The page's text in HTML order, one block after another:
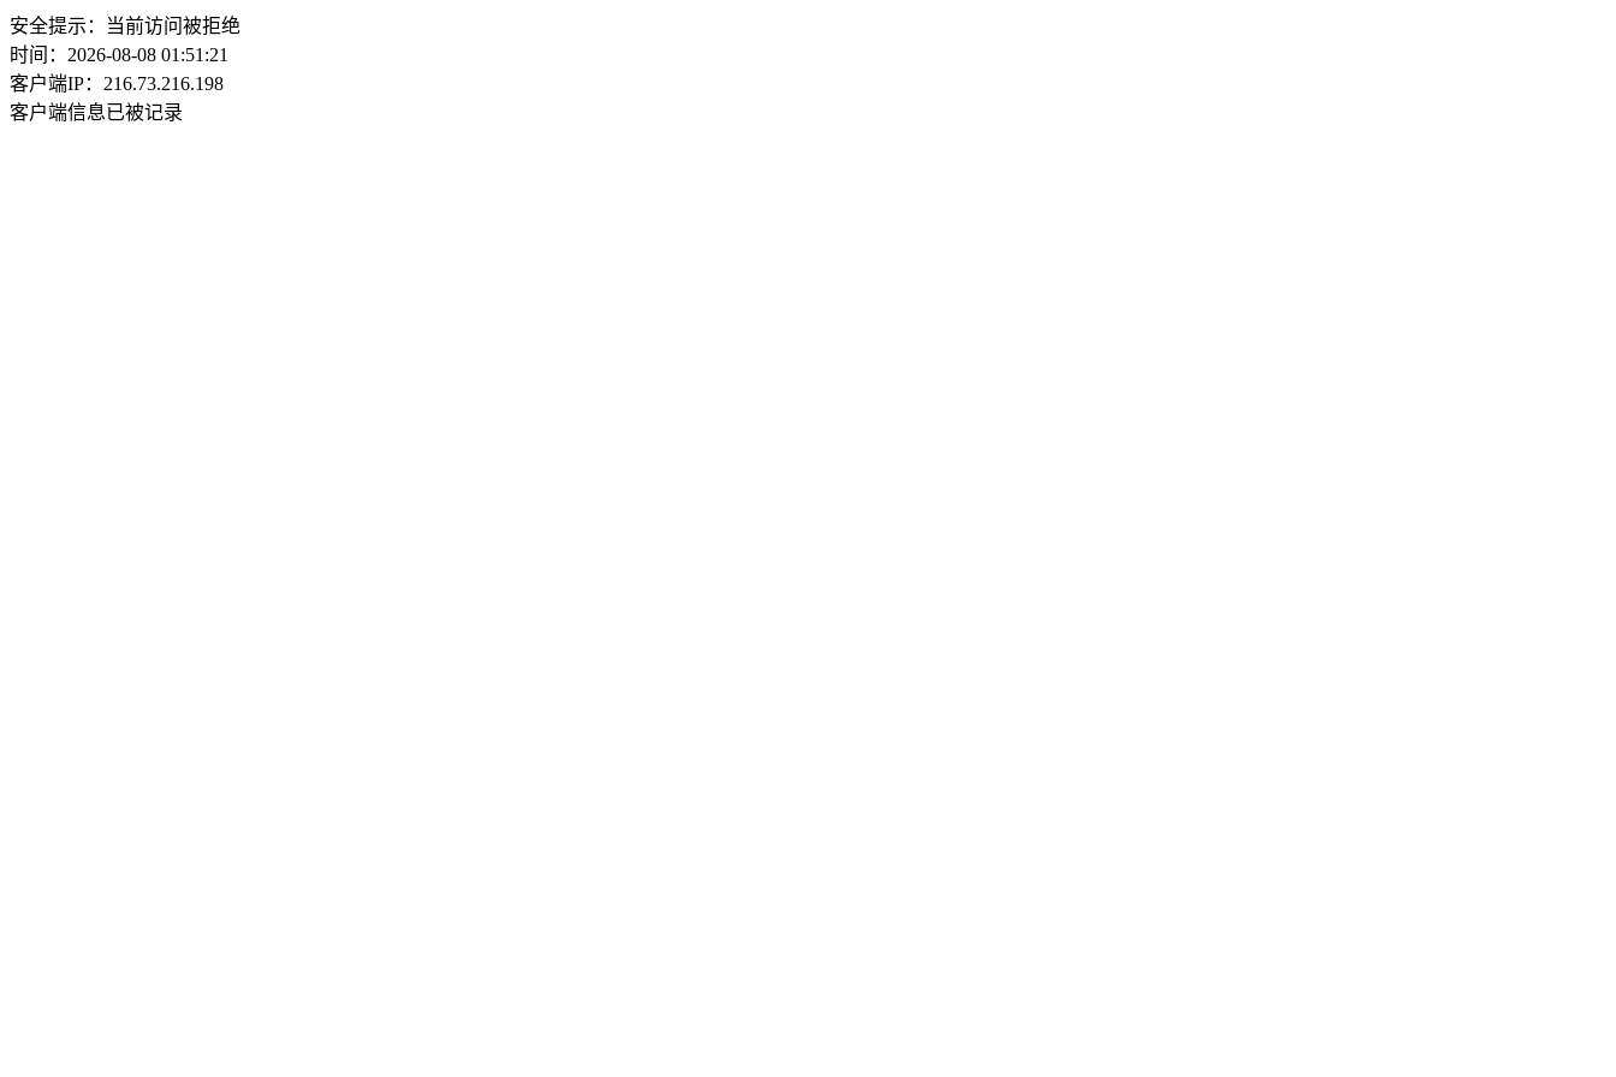
安全提示：当前访问被拒绝
时间：2026-08-08 01:51:21
客户端IP：216.73.216.198
客户端信息已被记录